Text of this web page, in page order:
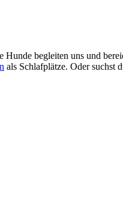
begleiten uns und
als Schlafplätze. Oder suchst